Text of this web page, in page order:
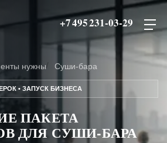
+7 495 231-03-29
нужны Суши-бара
• ЗАПУСК БИЗНЕСА
ПАКЕТА
ДЛЯ СУШИ-БАРА